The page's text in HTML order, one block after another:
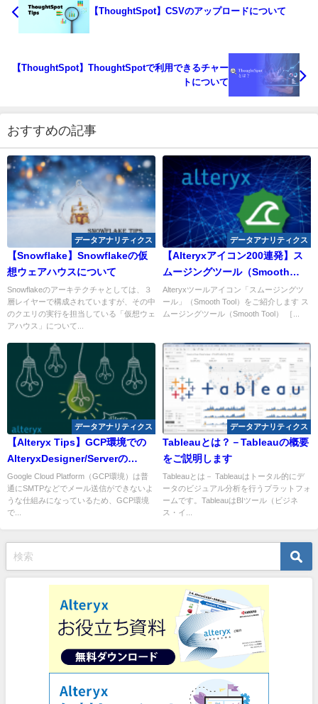
【ThoughtSpot】CSVのアップロードについて
【ThoughtSpot】ThoughtSpotで利用できるチャー
トについて
おすすめの記事
データアナリティクス
【Snowflake】Snowflakeの仮
想ウェアハウスについて
Snowflakeのアーキテクチャとしては、３
層レイヤーで構成されていますが、その中
のクエリの実行を担当している「仮想ウェ
アハウス」について...
データアナリティクス
【Alteryxアイコン200連発】ス
ムージングツール（Smooth
Tool）
Alteryxツールアイコン「スムージングツ
ール」（Smooth Tool）をご紹介します ス
ムージングツール（Smooth Tool） ［...
データアナリティクス
【Alteryx Tips】GCP環境での
AlteryxDesigner/Serverの
SendGridを使ったメール送信設
定について
Google Cloud Platform（GCP環境）は普
通にSMTPなどでメール送信ができないよ
うな仕組みになっているため、GCP環境
で...
データアナリティクス
Tableauとは？－Tableauの概要
をご説明します
Tableauとは－ Tableauはトータル的にデ
ータのビジュアル分析を行うプラットフォ
ームです。TableauはBIツール（ビジネ
ス・イ...